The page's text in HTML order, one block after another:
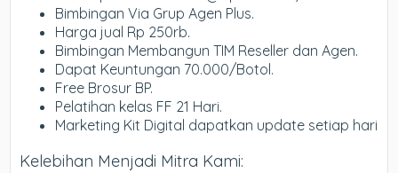
Bimbingan Via Grup Agen Plus.
Harga jual Rp 250rb.
Bimbingan Membangun TIM Reseller dan Agen.
Dapat Keuntungan 70.000/Botol.
Free Brosur BP.
Pelatihan kelas FF 21 Hari.
Marketing Kit Digital dapatkan update setiap hari
Kelebihan Menjadi Mitra Kami: